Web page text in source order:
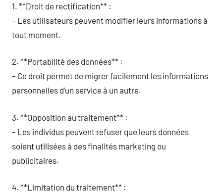
1. **Droit de rectification** :
– Les utilisateurs peuvent modifier leurs informations à
tout moment.
2. **Portabilité des données** :
– Ce droit permet de migrer facilement les informations
personnelles d’un service à un autre.
3. **Opposition au traitement** :
– Les individus peuvent refuser que leurs données
soient utilisées à des finalités marketing ou
publicitaires.
4. **Limitation du traitement** :